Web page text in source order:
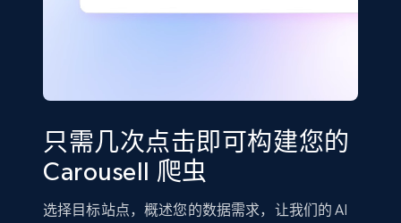
只需几次点击即可构建您的
Carousell 爬虫
选择目标站点，概述您的数据需求，让我们的 AI